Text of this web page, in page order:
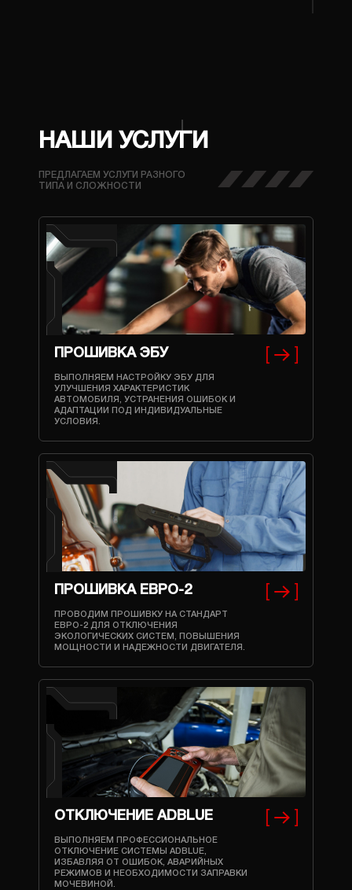
НАШИ УСЛУГИ
ПРЕДЛАГАЕМ УСЛУГИ РАЗНОГО
ТИПА И СЛОЖНОСТИ
ПРОШИВКА ЭБУ
ВЫПОЛНЯЕМ НАСТРОЙКУ ЭБУ ДЛЯ
УЛУЧШЕНИЯ ХАРАКТЕРИСТИК
АВТОМОБИЛЯ, УСТРАНЕНИЯ ОШИБОК И
АДАПТАЦИИ ПОД ИНДИВИДУАЛЬНЫЕ
УСЛОВИЯ.
ПРОШИВКА ЕВРО-2
ПРОВОДИМ ПРОШИВКУ НА СТАНДАРТ
ЕВРО-2 ДЛЯ ОТКЛЮЧЕНИЯ
ЭКОЛОГИЧЕСКИХ СИСТЕМ, ПОВЫШЕНИЯ
МОЩНОСТИ И НАДЕЖНОСТИ ДВИГАТЕЛЯ.
ОТКЛЮЧЕНИЕ ADBLUE
ВЫПОЛНЯЕМ ПРОФЕССИОНАЛЬНОЕ
ОТКЛЮЧЕНИЕ СИСТЕМЫ ADBLUE,
ИЗБАВЛЯЯ ОТ ОШИБОК, АВАРИЙНЫХ
РЕЖИМОВ И НЕОБХОДИМОСТИ ЗАПРАВКИ
МОЧЕВИНОЙ.